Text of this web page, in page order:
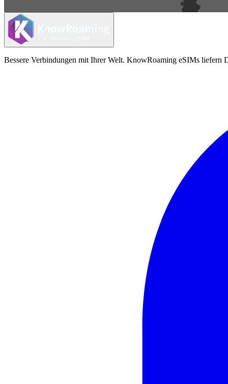
Bessere Verbindungen mit Ihrer Welt. KnowRoaming eSIMs liefern